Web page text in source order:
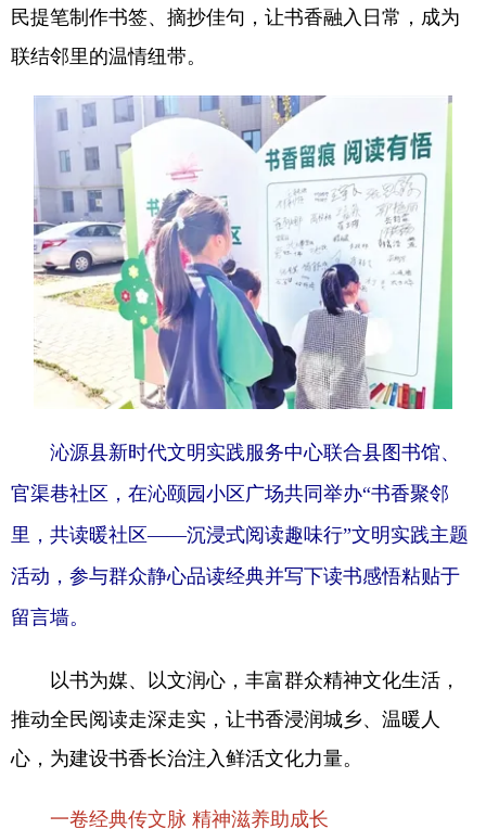
民提笔制作书签、摘抄佳句，让书香融入日常，成为
联结邻里的温情纽带。
沁源县新时代文明实践服务中心联合县图书馆、
官渠巷社区，在沁颐园小区广场共同举办“书香聚邻
里，共读暖社区——沉浸式阅读趣味行”文明实践主题
活动，参与群众静心品读经典并写下读书感悟粘贴于
留言墙。
以书为媒、以文润心，丰富群众精神文化生活，
推动全民阅读走深走实，让书香浸润城乡、温暖人
心，为建设书香长治注入鲜活文化力量。
一卷经典传文脉 精神滋养助成长